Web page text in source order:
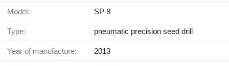
Model: SP 8
Type: pneumatic precision seed drill
Year of manufacture: 2013